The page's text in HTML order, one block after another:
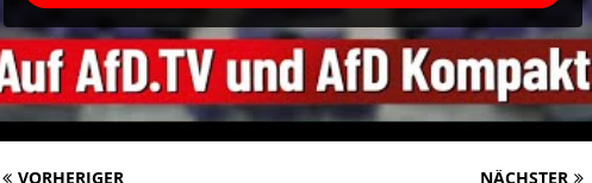
VORHERIGER NÄCHSTER